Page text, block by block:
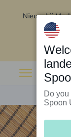
Nieuw bij
Do
Spoon